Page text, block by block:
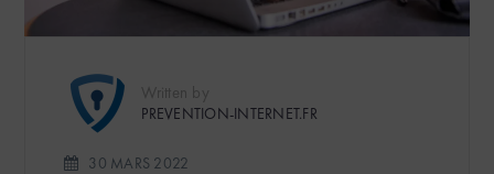
PREVENTION-INTERNET.FR
30 MARS 2022